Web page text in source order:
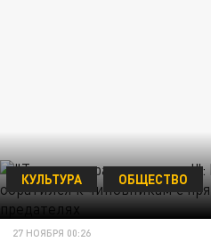
КУЛЬТУРА ОБЩЕСТВО
27 НОЯБРЯ 00:26